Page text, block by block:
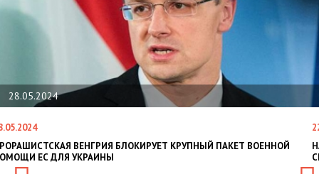
28.05.2024
ВЕНГРИЯ БЛОКИРУЕТ КРУПНЫЙ ПАКЕТ ВОЕННОЙ
ЕС ДЛЯ УКРАИНЫ